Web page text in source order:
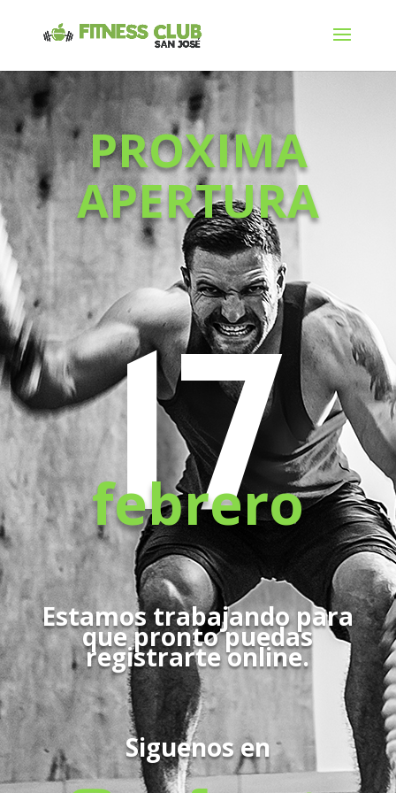
PROXIMA
APERTURA
17
febrero
Estamos trabajando para
que pronto puedas
registrarte online.
Siguenos en